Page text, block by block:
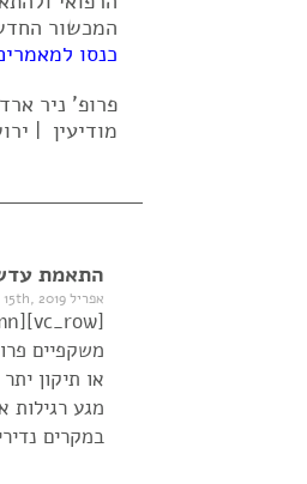
המכשור
כנסו
פרופ' ניר
מודיעין | ירושלים |
התאמת
אפריל 15th, 2019
משקפיים
או תיקון
מגע רגילות
במקרים